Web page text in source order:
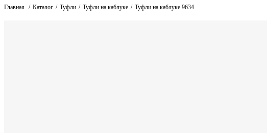
Главная Каталог Туфли Туфли на каблуке Туфли на каблуке 9634